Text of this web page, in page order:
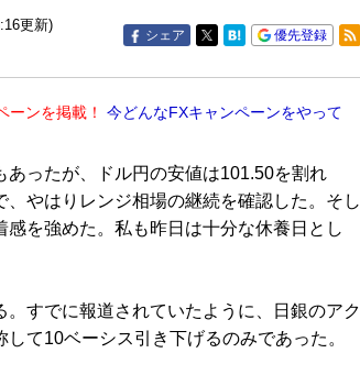
更新)
シェア 優先登録
ーンを掲載！
今どんなFXキャンペーンをやって
ったが、ドル円の安値は101.50を割れ
やはりレンジ相場の継続を確認した。そし
を強めた。私も昨日は十分な休養日とし
すでに報道されていたように、日銀のアク
て10ベーシス引き下げるのみであった。